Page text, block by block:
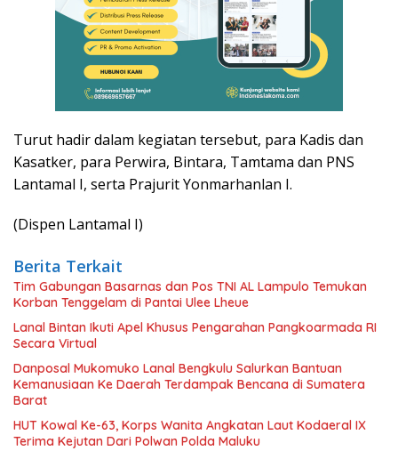
Turut hadir dalam kegiatan tersebut, para Kadis dan
Kasatker, para Perwira, Bintara, Tamtama dan PNS
Lantamal I, serta Prajurit Yonmarhanlan I.
(Dispen Lantamal I)
Berita Terkait
Tim Gabungan Basarnas dan Pos TNI AL Lampulo Temukan
Korban Tenggelam di Pantai Ulee Lheue
Lanal Bintan Ikuti Apel Khusus Pengarahan Pangkoarmada RI
Secara Virtual
Danposal Mukomuko Lanal Bengkulu Salurkan Bantuan
Kemanusiaan Ke Daerah Terdampak Bencana di Sumatera
Barat
HUT Kowal Ke-63, Korps Wanita Angkatan Laut Kodaeral IX
Terima Kejutan Dari Polwan Polda Maluku